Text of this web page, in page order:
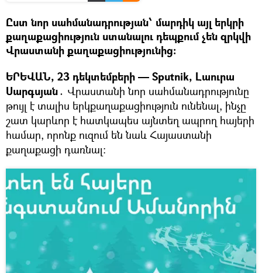
Ըստ նոր սահմանադրության՝ մարդիկ այլ երկրի
քաղաքացիություն ստանալու դեպքում չեն զրկվի
Վրաստանի քաղաքացիությունից։
ԵՐԵՎԱՆ, 23 դեկտեմբերի — Sputnik, Լաուրա
Սարգսյան․ Վրաստանի նոր սահմանադրությունը
թույլ է տալիս երկքաղաքացիություն ունենալ, ինչը
շատ կարևոր է հատկապես այնտեղ ապրող հայերի
համար, որոնք ուզում են նաև Հայաստանի
քաղաքացի դառնալ։